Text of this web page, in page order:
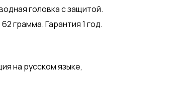
головка с защитой.
грамма. Гарантия 1 год.
на русском языке,